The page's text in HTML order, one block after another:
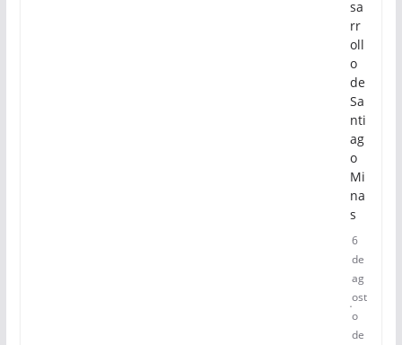
sa
rr
oll
o
de
Sa
nti
ag
o
Mi
na
s
6
de
ag
ost
o
de